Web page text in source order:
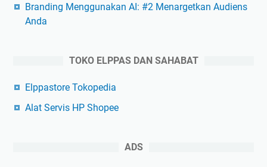
Branding Menggunakan AI: #2 Menargetkan Audiens
Anda
TOKO ELPPAS DAN SAHABAT
Elppastore Tokopedia
Alat Servis HP Shopee
ADS